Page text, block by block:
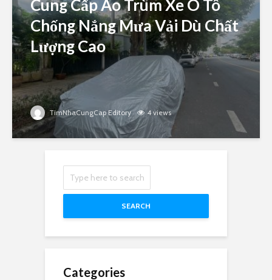
Cung Cấp Áo Trùm Xe Ô Tô
Chống Nắng Mưa Vải Dù Chất
Lượng Cao
TimNhaCungCap Editory 4 views
SEARCH
Categories